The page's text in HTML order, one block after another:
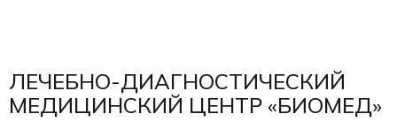
ЛЕЧЕБНО-ДИАГНОСТИЧЕСКИЙ
МЕДИЦИНСКИЙ ЦЕНТР «БИОМЕД»